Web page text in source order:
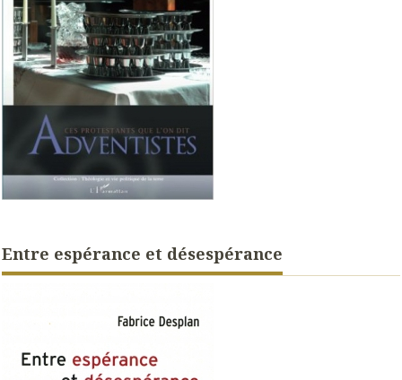
Entre espérance et désespérance